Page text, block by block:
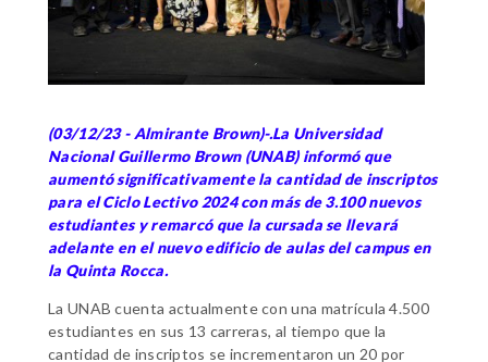
(03/12/23 - Almirante Brown)-.La Universidad
Nacional Guillermo Brown (UNAB) informó que
aumentó significativamente la cantidad de inscriptos
para el Ciclo Lectivo 2024 con más de 3.100 nuevos
estudiantes y remarcó que la cursada se llevará
adelante en el nuevo edificio de aulas del campus en
la Quinta Rocca.
La UNAB cuenta actualmente con una matrícula 4.500
estudiantes en sus 13 carreras, al tiempo que la
cantidad de inscriptos se incrementaron un 20 por